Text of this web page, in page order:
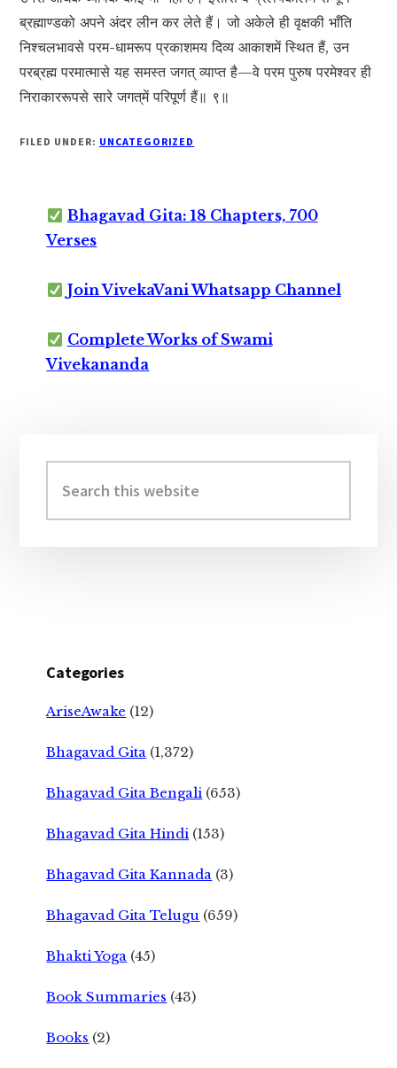
ब्रह्माण्डको अपने अंदर लीन कर लेते हैं। जो अकेले ही वृक्षकी भाँति
निश्चलभावसे परम-धामरूप प्रकाशमय दिव्य आकाशमें स्थित हैं, उन
परब्रह्म परमात्मासे यह समस्त जगत् व्याप्त है—वे परम पुरुष परमेश्वर ही
निराकाररूपसे सारे जगत‍्में परिपूर्ण हैं॥ ९॥
FILED UNDER: UNCATEGORIZED
Bhagavad Gita: 18 Chapters, 700
Verses
Join VivekaVani Whatsapp Channel
Complete Works of Swami
Vivekananda
Sidebar
this
website
Categories
AriseAwake (12)
Bhagavad Gita (1,372)
Bhagavad Gita Bengali (653)
Bhagavad Gita Hindi (153)
Bhagavad Gita Kannada (3)
Bhagavad Gita Telugu (659)
Bhakti Yoga (45)
Book Summaries (43)
Books (2)